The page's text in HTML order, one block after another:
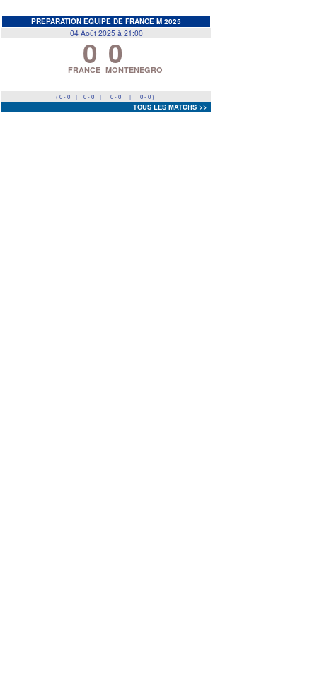
PREPARATION EQUIPE DE FRANCE M 2025
04 Août 2025 à 21:00
0
FRANCE 0
MONTENEGRO
( 0 - 0 | 0 - 0 | 0 - 0 | 0 - 0 )
TOUS LES MATCHS >>